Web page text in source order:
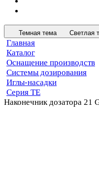
Темная тема Светлая
Главная
Каталог
Оснащение производств
Системы дозирования
Иглы-насадки
Серия TE
Наконечник дозатора 21